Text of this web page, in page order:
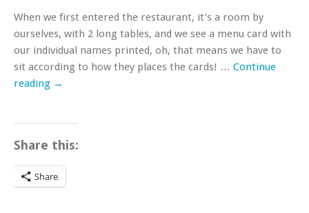
When we first entered the restaurant, it’s a room by
ourselves, with 2 long tables, and we see a menu card with
our individual names printed, oh, that means we have to
sit according to how they places the cards! … Continue
reading →
Share this:
Share